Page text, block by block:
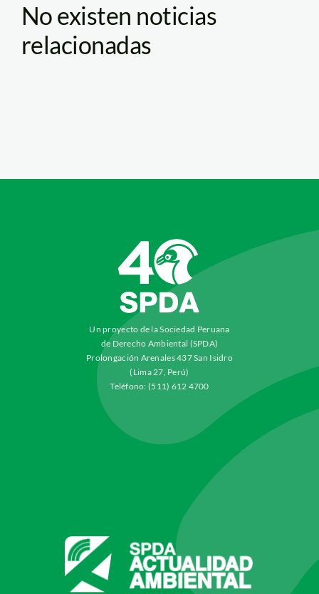
No existen noticias
relacionadas
Un proyecto de la Sociedad Peruana
de Derecho Ambiental (SPDA)
Prolongación Arenales 437 San Isidro
(Lima 27, Perú)
Teléfono: (511) 612 4700